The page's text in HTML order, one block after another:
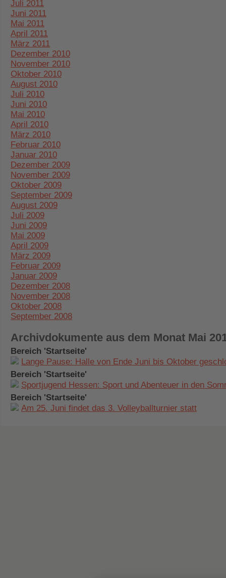
Juli 2011
Juni 2011
Mai 2011
April 2011
März 2011
Dezember 2010
November 2010
Oktober 2010
August 2010
Juli 2010
Juni 2010
Mai 2010
April 2010
März 2010
Februar 2010
Januar 2010
Dezember 2009
November 2009
Oktober 2009
September 2009
August 2009
Juli 2009
Juni 2009
Mai 2009
April 2009
März 2009
Februar 2009
Januar 2009
Dezember 2008
November 2008
Oktober 2008
September 2008
Archivdokumente aus dem Monat Mai
Bereich 'Startseite'
Lange Pause: Halle von Ende Juni bis Oktober
Bereich 'Startseite'
Sportjugend Hessen: Sport und Abenteuer in den
Bereich 'Startseite'
Am 25. Juni findet das 3. Volleyballturnier statt